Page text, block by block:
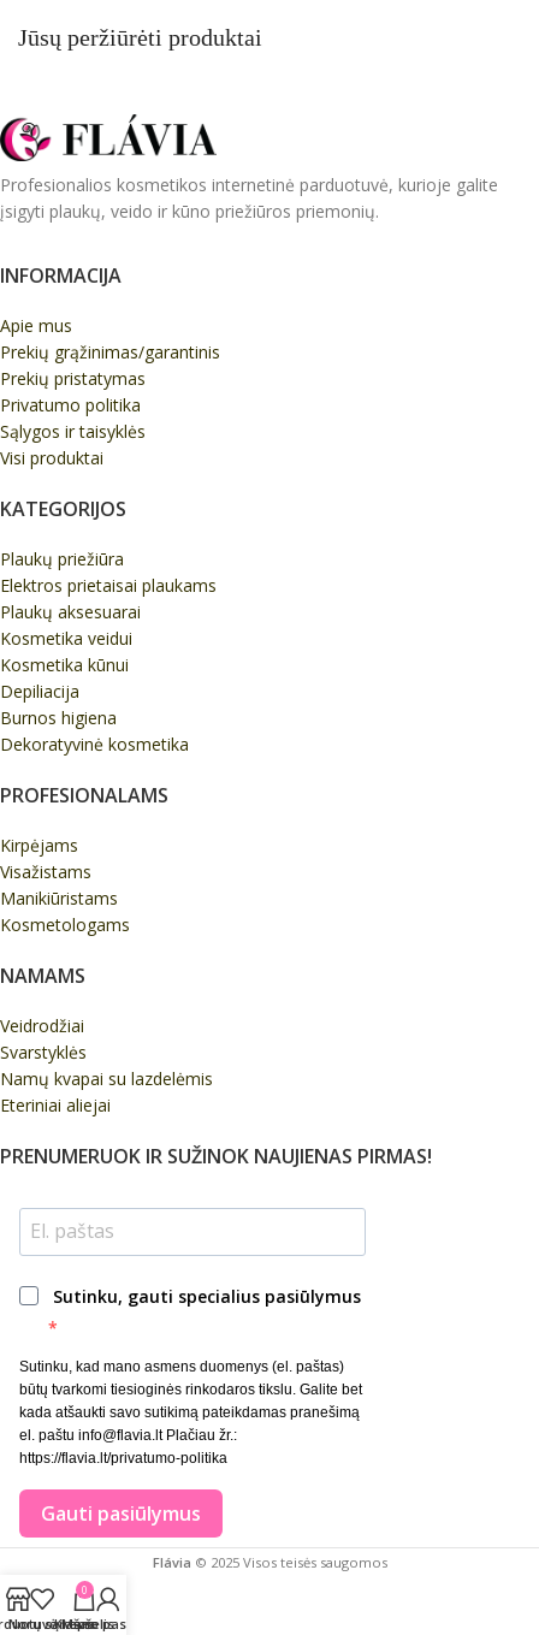
Jūsų peržiūrėti produktai
Profesionalios kosmetikos internetinė parduotuvė, kurioje galite
įsigyti plaukų, veido ir kūno priežiūros priemonių.
INFORMACIJA
Apie mus
Prekių grąžinimas/garantinis
Prekių pristatymas
Privatumo politika
Sąlygos ir taisyklės
Visi produktai
KATEGORIJOS
Plaukų priežiūra
Elektros prietaisai plaukams
Plaukų aksesuarai
Kosmetika veidui
Kosmetika kūnui
Depiliacija
Burnos higiena
Dekoratyvinė kosmetika
PROFESIONALAMS
Kirpėjams
Visažistams
Manikiūristams
Kosmetologams
NAMAMS
Veidrodžiai
Svarstyklės
Namų kvapai su lazdelėmis
Eteriniai aliejai
PRENUMERUOK IR SUŽINOK NAUJIENAS PIRMAS!
Sutinku, gauti specialius pasiūlymus
Sutinku, kad mano asmens duomenys (el. paštas)
būtų tvarkomi tiesioginės rinkodaros tikslu. Galite bet
kada atšaukti savo sutikimą pateikdamas pranešimą
el. paštu info@flavia.lt Plačiau žr.:
https://flavia.lt/privatumo-politika
Gauti pasiūlymus
Flávia © 2025 Visos teisės saugomos
Norų sąrašas
0
Krepšelis
Mano paskyra